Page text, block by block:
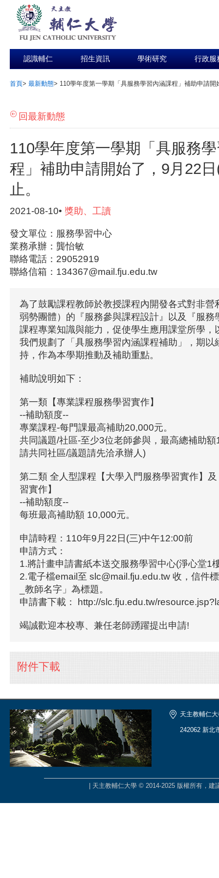
認識輔仁 招生資訊 學術研究 行政服
首頁> 最新動態> 110學年度第一學期「具服務學習內涵課程」補助申請
回最新動態
110學年度第一學期「具服務
程」補助申請開始了，9月22
止。
2021-08-10• 獎助、工讀
發文單位：服務學習中心
業務承辦：龔怡敏
聯絡電話：29052919
聯絡信箱：134367@mail.fju.edu.tw
為了鼓勵課程教師於教授課程內開發各式對非營
弱勢團體）的『服務參與課程設計』以及『服務
課程專業知識與能力，促使學生應用課堂所學，
我們規劃了「具服務學習內涵課程補助」，期以
持，作為本學期推動及補助重點。
補助說明如下：
第一類【專業課程服務學習實作】
--補助額度--
專業課程-每門課最高補助20,000元。
共同議題/社區-至少3位老師參與，最高總補助
請共同社區/議題請先洽承辦人)
第二類 全人型課程【大學入門服務學習實作】
習實作】
--補助額度--
每班最高補助額 10,000元。
申請時程：110年9月22日(三)中午12:00前
申請方式：
1.將計畫申請書紙本送交服務學習中心(淨心堂1
2.電子檔email至 slc@mail.fju.edu.tw 收，信件
_教師名字」為標題。
申請書下載： http://slc.fju.edu.tw/
竭誠歡迎本校專、兼任老師踴躍提出申請!
附件下載
天主教輔仁
242062 新北
| 天主教輔仁大學 © 2014-2025 版權所有，